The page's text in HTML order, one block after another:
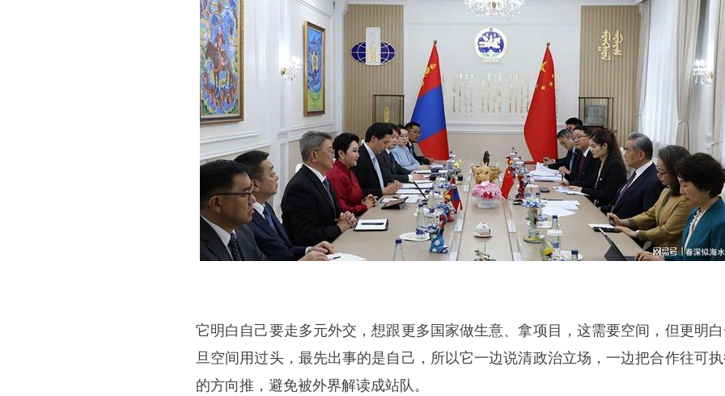
它明白自己要走多元外交，想跟更多国家做生意、拿项目，这需要空间，但更明
旦空间用过头，最先出事的是自己，所以它一边说清政治立场，一边把合作往可
的方向推，避免被外界解读成站队。